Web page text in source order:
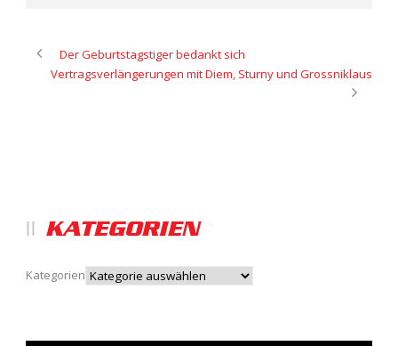
Der Geburtstagstiger bedankt sich
Vertragsverlängerungen mit Diem, Sturny und Grossniklaus
KATEGORIEN
Kategorien